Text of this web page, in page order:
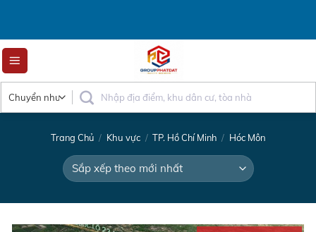
content
Trang Chủ / Khu vực / TP. Hồ Chí Minh / Hóc Môn